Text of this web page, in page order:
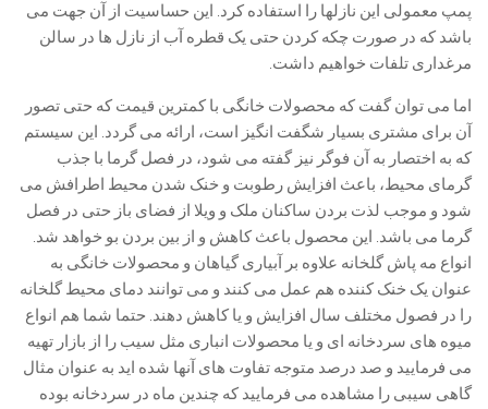
پمپ معمولی این نازلها را استفاده کرد. این حساسیت از آن جهت می
باشد که در صورت چکه کردن حتی یک قطره آب از نازل ها در سالن
مرغداری تلفات خواهیم داشت.
اما می توان گفت که محصولات خانگی با کمترین قیمت که حتی تصور
آن برای مشتری بسیار شگفت انگیز است، ارائه می گردد. این سیستم
که به اختصار به آن فوگر نیز گفته می شود، در فصل گرما با جذب
گرمای محیط، باعث افزایش رطوبت و خنک شدن محیط اطرافش می
شود و موجب لذت بردن ساکنان ملک و ویلا از فضای باز حتی در فصل
گرما می باشد. این محصول باعث کاهش و از بین بردن بو خواهد شد.
انواع مه پاش گلخانه علاوه بر آبیاری گیاهان و محصولات خانگی به
عنوان یک خنک کننده هم عمل می کنند و می توانند دمای محیط گلخانه
را در فصول مختلف سال افزایش و یا کاهش دهند. حتما شما هم انواع
میوه های سردخانه ای و یا محصولات انباری مثل سیب را از بازار تهیه
می فرمایید و صد درصد متوجه تفاوت های آنها شده اید به عنوان مثال
گاهی سیبی را مشاهده می فرمایید که چندین ماه در سردخانه بوده